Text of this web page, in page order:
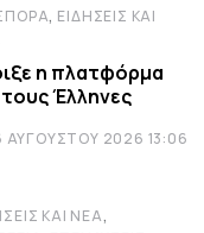
, ΕΙΔΉΣΕΙΣ ΚΑΙ
η πλατφόρμα
τους Έλληνες
ΑΥΓΟΎΣΤΟΥ 2026 13:06
ΚΑΙ ΝΈΑ,